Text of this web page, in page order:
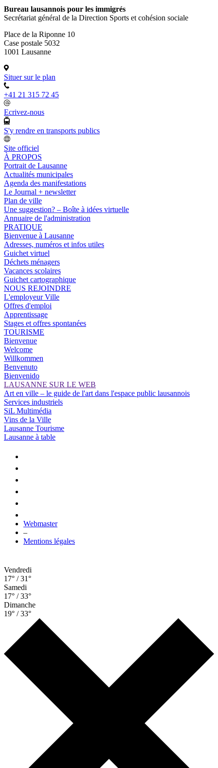
Bureau lausannois pour les immigrés
Secrétariat général de la Direction Sports et cohésion sociale
Place de la Riponne 10
Case postale 5032
1001 Lausanne
Situer sur le plan
+41 21 315 72 45
Ecrivez-nous
S'y rendre en transports publics
Site officiel
À PROPOS
Portrait de Lausanne
Actualités municipales
Agenda des manifestations
Le Journal + newsletter
Plan de ville
Une suggestion? – Boîte à idées virtuelle
Annuaire de l'administration
PRATIQUE
Bienvenue à Lausanne
Adresses, numéros et infos utiles
Guichet virtuel
Déchets ménagers
Vacances scolaires
Guichet cartographique
NOUS REJOINDRE
L'employeur Ville
Offres d'emploi
Apprentissage
Stages et offres spontanées
TOURISME
Bienvenue
Welcome
Willkommen
Benvenuto
Bienvenido
LAUSANNE SUR LE WEB
Art en ville – le guide de l'art dans l'espace public lausannois
Services industriels
SiL Multimédia
Vins de la Ville
Lausanne Tourisme
Lausanne à table
Webmaster
–
Mentions légales
Vendredi
17° / 31°
Samedi
17° / 33°
Dimanche
19° / 33°